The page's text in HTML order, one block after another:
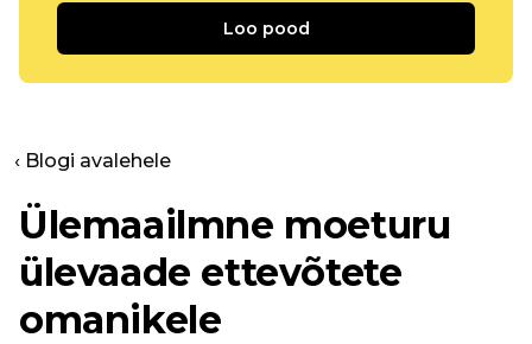
Loo pood
‹ Blogi avalehele
Ülemaailmne moeturu
ülevaade ettevõtete
omanikele